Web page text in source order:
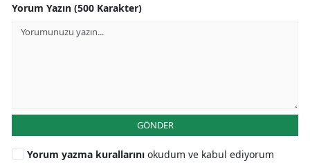
Yorum Yazın (500 Karakter)
GÖNDER
Yorum yazma kurallarını okudum ve kabul ediyorum